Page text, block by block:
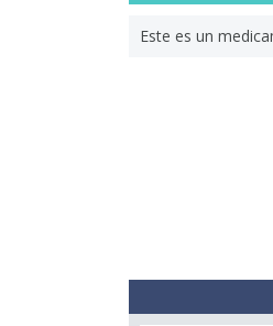
Este es un